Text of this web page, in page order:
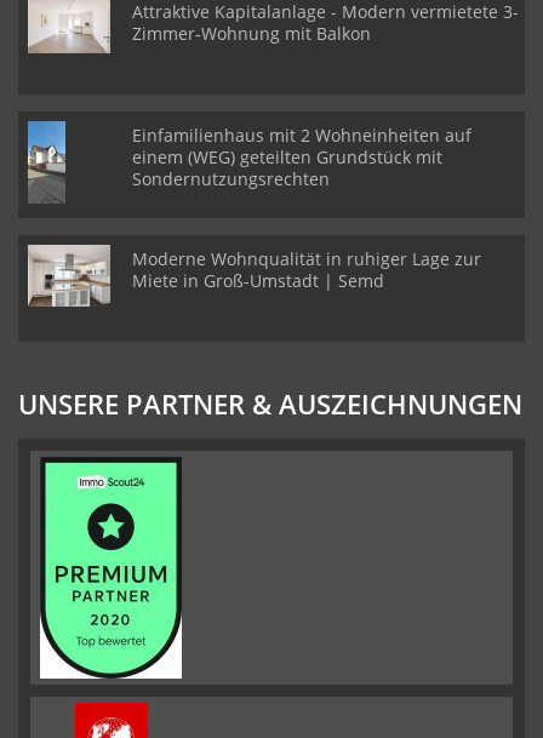
Attraktive Kapitalanlage - Modern vermietete 3-
Zimmer-Wohnung mit Balkon
Einfamilienhaus mit 2 Wohneinheiten auf
einem (WEG) geteilten Grundstück mit
Sondernutzungsrechten
Moderne Wohnqualität in ruhiger Lage zur
Miete in Groß-Umstadt | Semd
UNSERE PARTNER & AUSZEICHNUNGEN